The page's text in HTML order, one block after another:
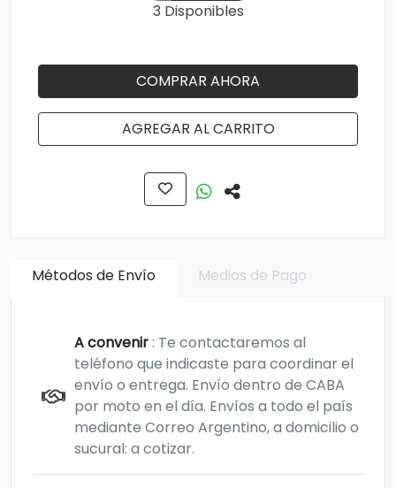
3 Disponibles
COMPRAR AHORA
AGREGAR AL CARRITO
Métodos de Envío Medios de Pago
A convenir: Te contactaremos al
teléfono que indicaste para coordinar el
envío o entrega. Envío dentro de CABA
por moto en el día. Envíos a todo el país
mediante Correo Argentino, a domicilio o
sucural: a cotizar.